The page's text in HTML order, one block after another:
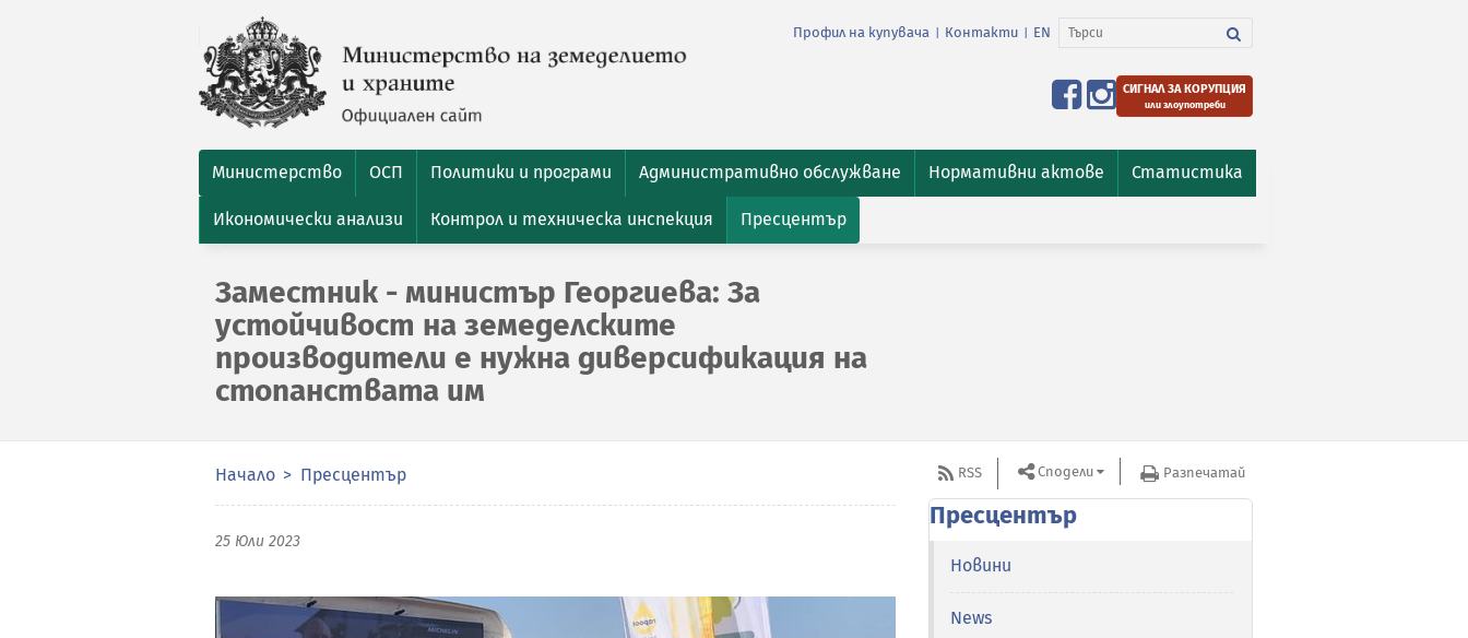
Профил на купувача Контакти EN
СИГНАЛ ЗА КОРУПЦИЯ
или злоупотреби
Министерство ОСП Политики и програми Административно обслужване Нормативни актове Статистика
Икономически анализи Контрол и техническа инспекция Пресцентър
Заместник - министър Георгиева: За
устойчивост на земеделските
производители е нужна диверсификация на
стопанствата им
Начало Пресцентър
25 Юли 2023
RSS Сподели Разпечатай
Пресцентър
Новини
News